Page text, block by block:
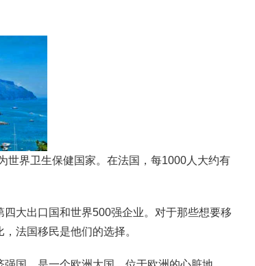
世界卫生保健国家。在法国，每1000人大约有
大出口国和世界500强企业。对于那些想要移
法国移民是他们的选择。